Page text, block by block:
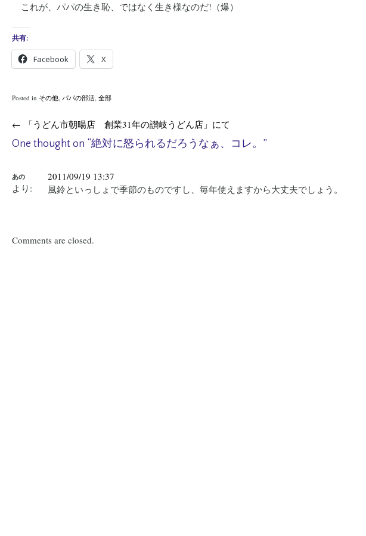
これが、パパの生き恥、ではなく生き様なのだ!（爆）
共有:
Facebook X
Posted in その他 パパの部活 全部
Post
navigation
← 「うどん市朝暘店 創業31年の讃岐うどん店」にて
One thought on “絶対に怒られるだろうなぁ、コレ。 ”
あの
より:
2011/09/19 13:37
風鈴といっしょで季節のものですし、毎年使えますから大丈夫でしょう。
Comments are closed.